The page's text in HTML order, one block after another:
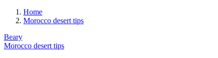
Home
Morocco desert tips
Beary
Morocco desert tips